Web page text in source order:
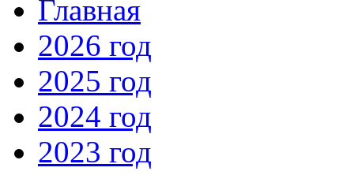
Главная
2026 год
2025 год
2024 год
2023 год